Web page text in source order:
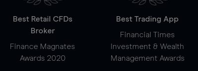
Best Retail CFDs
Broker
Finance Magnates
Awards 2020
Best Trading App
Financial Times
Investment & Wealth
Management Awards